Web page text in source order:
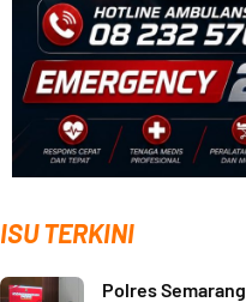
ISU TERKINI
Polres